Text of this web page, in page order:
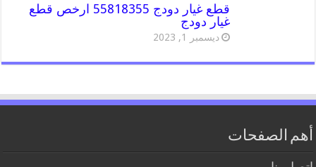
قطع غيار دودج 55818355 ارخص قطع
غيار دودج
ديسمبر 1, 2023
أهم الصفحات